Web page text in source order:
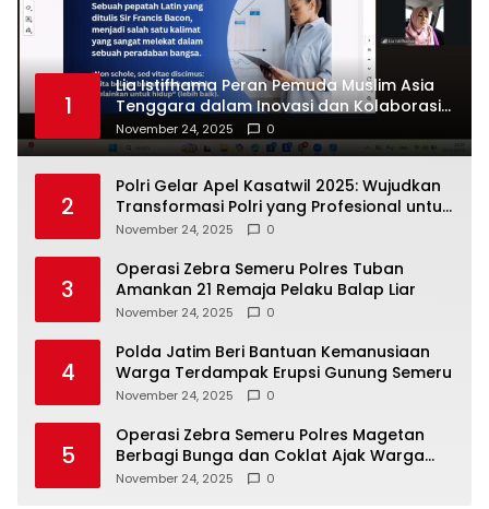
1
Lia Istifhama Peran Pemuda Muslim Asia
Tenggara dalam Inovasi dan Kolaborasi
Internasional
November 24, 2025 0
2
Polri Gelar Apel Kasatwil 2025: Wujudkan
Transformasi Polri yang Profesional untuk
Masyarakat
November 24, 2025 0
3
Operasi Zebra Semeru Polres Tuban
Amankan 21 Remaja Pelaku Balap Liar
November 24, 2025 0
4
Polda Jatim Beri Bantuan Kemanusiaan
Warga Terdampak Erupsi Gunung Semeru
November 24, 2025 0
5
Operasi Zebra Semeru Polres Magetan
Berbagi Bunga dan Coklat Ajak Warga
Tertib Lalin
November 24, 2025 0